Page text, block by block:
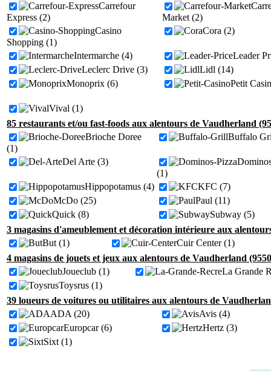
Carrefour
Express (2)
Market (2)
Casino
Shopping (1)
Cora (2)
Intermarche (4)
Leader
Leclerc Drive (3)
Lidl (14)
Monoprix (6)
Petit
Vival (1)
85 restaurants et/ou fast-foods aux alentours de Vaudherland
Brioche Doree
(1)
Buffalo
Del Arte (3)
(1)
Hippopotamus (4)
KFC (7)
McDo (25)
Paul (11)
Quick (8)
Subway (5)
3 magasins d'ameublement et décoration intérieure aux
But (1)
Cuir Center (1)
4 magasins de jouets et jeux aux alentours de Vaudherland
Joueclub (1)
La Grande
Toysrus (1)
39 loueurs de voitures ou utilitaires aux alentours de
ADA (20)
Avis (4)
Europcar (6)
Hertz (3)
Sixt (1)